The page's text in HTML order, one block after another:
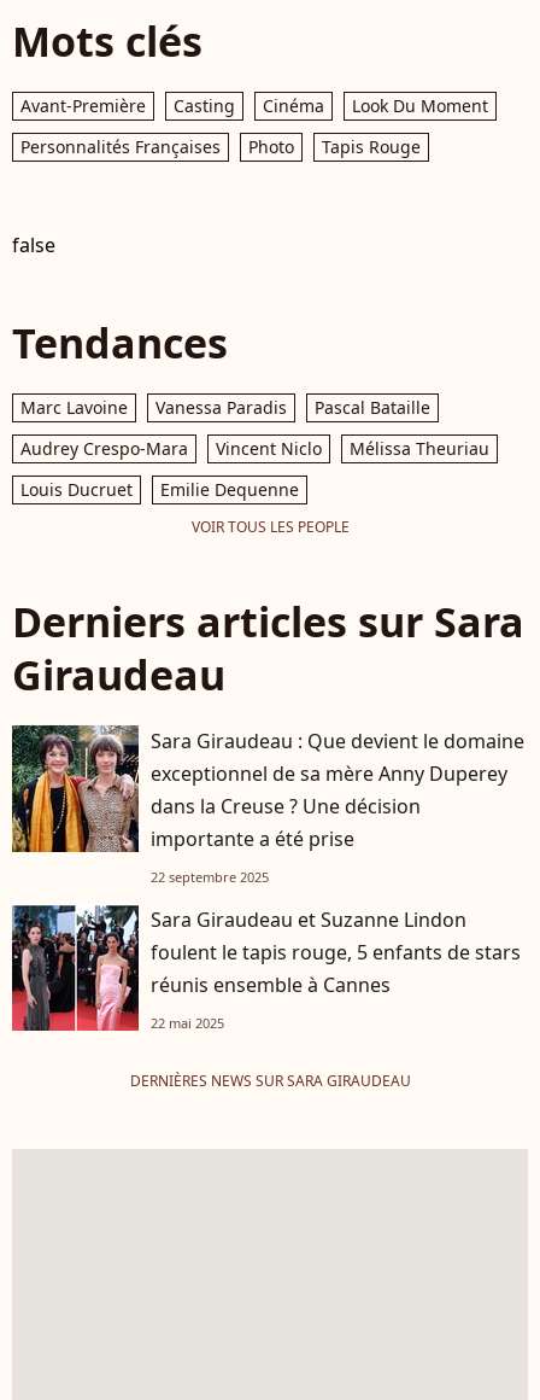
Mots clés
Avant-Première Casting Cinéma
Look Du Moment
Personnalités Françaises
Photo Tapis Rouge
false
Tendances
Marc Lavoine Vanessa Paradis
Pascal Bataille
Audrey Crespo-Mara
Vincent Niclo
Mélissa Theuriau
Louis Ducruet
Emilie Dequenne
VOIR TOUS LES PEOPLE
Derniers articles sur Sara
Giraudeau
Sara Giraudeau : Que devient le domaine
exceptionnel de sa mère Anny Duperey
dans la Creuse ? Une décision
importante a été prise
22 septembre 2025
Sara Giraudeau et Suzanne Lindon
foulent le tapis rouge, 5 enfants de stars
réunis ensemble à Cannes
22 mai 2025
DERNIÈRES NEWS SUR SARA GIRAUDEAU